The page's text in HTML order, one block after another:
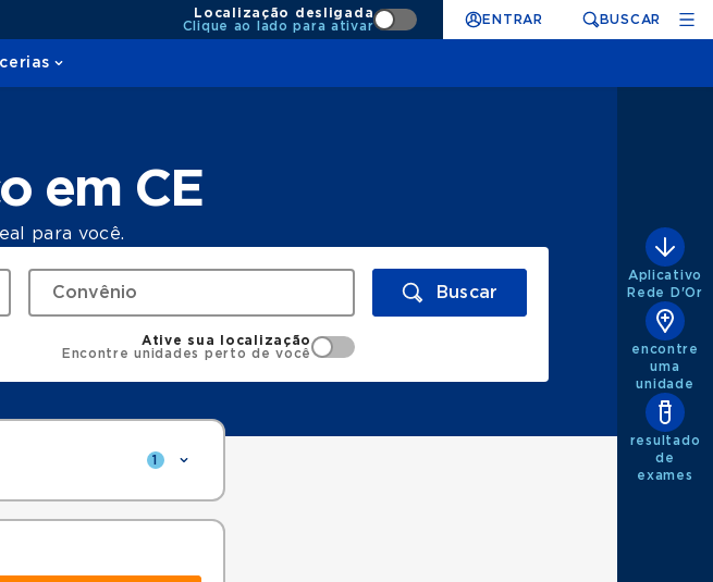
Localização desligada
Clique ao lado para ativar
ENTRAR BUSCAR
em CE
para você.
Buscar
Ative sua localização
Encontre unidades perto de você
1
Aplicativo
Rede D'Or
encontre
uma
unidade
resultado
de
exames